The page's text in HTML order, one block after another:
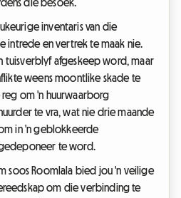
die besoek.
inventaris van die
intrede en vertrek te maak nie.
tuisverblyf afgeskeep word, maar
weens moontlike skade te
om 'n huurwaarborg
te vra, wat nie drie maande
in 'n geblokkeerde
te word.
soos Roomlala bied jou 'n veilige
om die verbinding te